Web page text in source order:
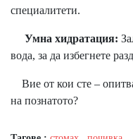
специалитети.
Умна хидратация:
вода, за да избегнете
Вие от кои сте –
на познатото?